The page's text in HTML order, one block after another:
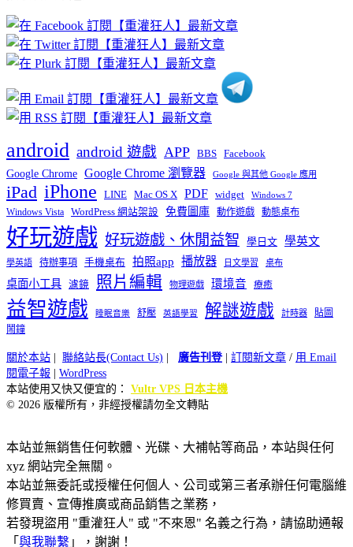
章
分
類
android android 遊戲 APP BBS Facebook
Google Chrome Google Chrome 瀏覽器 Google 與其他 Google 應用
iPad iPhone LINE Mac OS X PDF widget Windows 7
Windows Vista WordPress 網站架設 免費圖庫 動作遊戲 動態桌布
好玩遊戲 好玩遊戲、休閒益智 學日文 學英文
學英語 待辦事項 手機桌布 拍照app 播放器 日文學習 桌布
桌面小工具 濾鏡 照片編輯 物理遊戲 環境音 療癒
益智遊戲 睡眠音樂 舒壓 英語學習 解謎遊戲 計時器
貼圖
鬧鐘
關於本站 聯絡站長(Contact Us) 廣告刊登| 訂閱新文章 / 用 Email
閱電子報
WordPress
本站使用又快又便宜的： Vultr VPS 日本主機
© 2026 版權所有，非經授權請勿全文轉貼
本站並無銷售任何軟體、光碟、大補帖等商品，本站與任何
xyz 網站完全無關。
本站並無委託或授權任何個人、公司或第三者承辦任何電腦維
修買賣、宣傳推廣或商品銷售之業務，
若發現盜用 "重灌狂人" 或 "不來恩" 名義之行為，請協助通報
「 與我聯繫 」，謝謝！